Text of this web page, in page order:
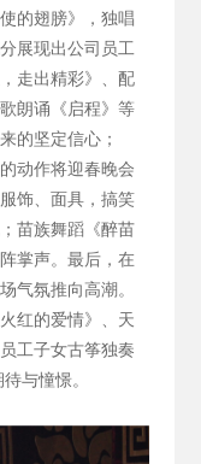
的翅膀》，独唱
展现出公司员工
走出精彩》、配
朗诵《启程》等
的坚定信心；
动作将迎春晚会
饰、面具，搞笑
苗族舞蹈《醉苗
掌声。最后，在
气氛推向高潮。
红的爱情》、天
工子女古筝独奏
与憧憬。